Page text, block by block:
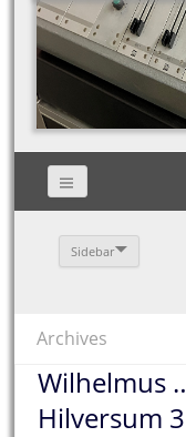
Sidebar
Archives
Wilhelmus
Hilversum 3